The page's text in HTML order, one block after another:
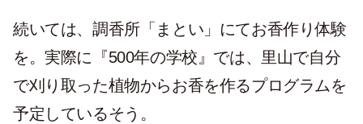
続いては、調香所「まとい」にてお香作り体験
を。実際に『500年の学校』では、里山で自分
で刈り取った植物からお香を作るプログラムを
予定しているそう。